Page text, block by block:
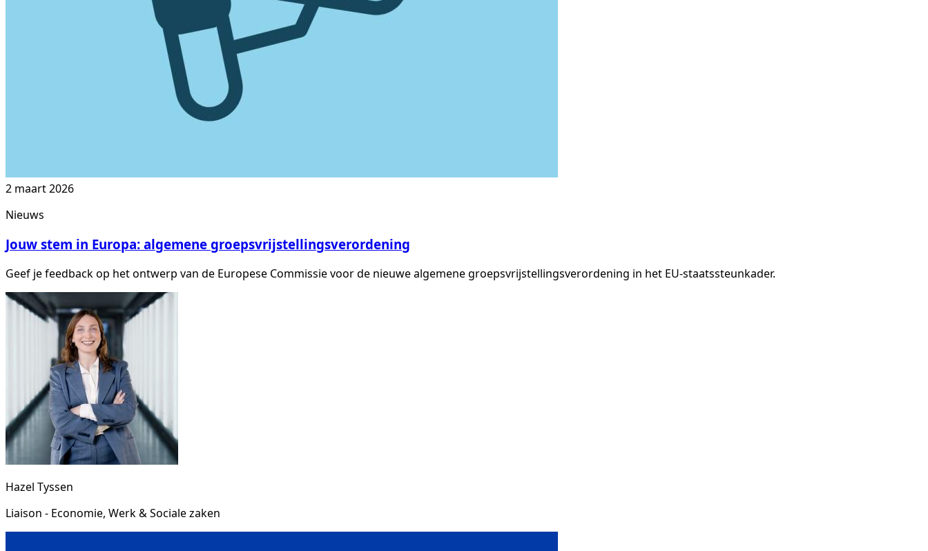
2 maart 2026
Nieuws
Jouw stem in Europa: algemene groepsvrijstellingsverordening
Geef je feedback op het ontwerp van de Europese Commissie voor de nieuwe algemene groepsvrijstellingsverordening in het EU-staatssteunkader.
Hazel Tyssen
Liaison - Economie, Werk & Sociale zaken